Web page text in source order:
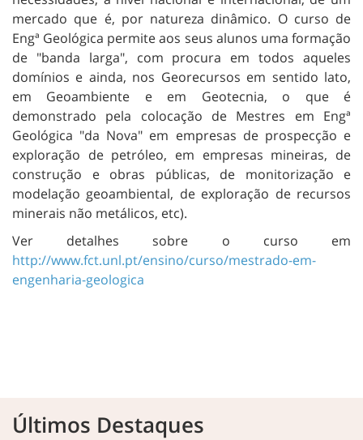
mercado que é, por natureza dinâmico. O curso de
Engª Geológica permite aos seus alunos uma formação
de "banda larga", com procura em todos aqueles
domínios e ainda, nos Georecursos em sentido lato,
em Geoambiente e em Geotecnia, o que é
demonstrado pela colocação de Mestres em Engª
Geológica "da Nova" em empresas de prospecção e
exploração de petróleo, em empresas mineiras, de
construção e obras públicas, de monitorização e
modelação geoambiental, de exploração de recursos
minerais não metálicos, etc).
Ver detalhes sobre o curso em
http://www.fct.unl.pt/ensino/curso/mestrado-em-
engenharia-geologica
Últimos Destaques